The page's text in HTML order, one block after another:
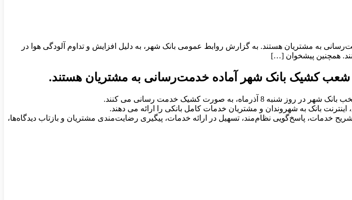
به مشتریان هستند. به گزارش روابط عمومی بانک شهر، به دلیل افزایش و تداوم آلودگی هوا در
شعب کشیک بانک شهر آماده خدمت‌رسانی به مشتریان هستند.
صورت کشیک خدمت رسانی می کنند.
بانک به شهروندان و مشتریان خدمات کامل بانکی را ارائه می دهند.
مردمی بانک شهر با شماره 8655-021 نیز آماده راهنمایی و تشریح خدمات، پاسخ‌گویی نظام‌مند، تسهیل در ارائه خدمات، پیگیری رضایت‌مندی مشتریان و بازتاب دیدگاه‌ها،